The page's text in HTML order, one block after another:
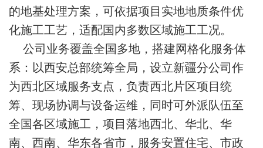
的地基处理方案，可依据项目实地地质条件优
化施工工艺，适配国内多数区域施工工况。
公司业务覆盖全国多地，搭建网格化服务体
系：以西安总部统筹全局，设立新疆分公司作
为西北区域服务支点，负责西北片区项目统
筹、现场协调与设备运维，同时可外派队伍至
全国各区域施工，项目落地西北、华北、华
南、西南、华东各省市，服务安置住宅、市政